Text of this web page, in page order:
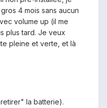
4 mois sans aucun
volume up (il me
plus tard. Je veux
pleine et verte, et là
la batterie).